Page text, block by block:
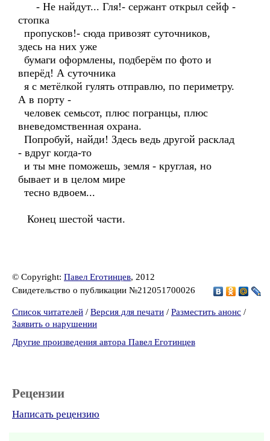
- Не найдут... Гля!- сержант открыл сейф -
стопка
пропусков!- сюда привозят суточников,
здесь на них уже
бумаги оформлены, подберём по фото и
вперёд! А суточника
я с метёлкой гулять отправлю, по периметру.
А в порту -
человек семьсот, плюс погранцы, плюс
вневедомственная охрана.
Попробуй, найди! Здесь ведь другой расклад
- вдруг когда-то
и ты мне поможешь, земля - круглая, но
бывает и в целом мире
тесно вдвоем...
Конец шестой части.
© Copyright: Павел Еготинцев, 2012
Свидетельство о публикации №212051700026
Список читателей / Версия для печати / Разместить анонс /
Заявить о нарушении
Другие произведения автора Павел Еготинцев
Рецензии
Написать рецензию